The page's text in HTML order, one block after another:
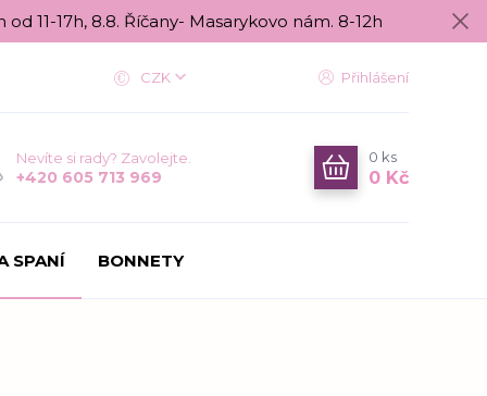
11-17h, 8.8. Říčany- Masarykovo nám. 8-12h
CZK Přihlášení
Nevíte si rady? Zavolejte.
+420 605 713 969
0 ks
0 Kč
SPANÍ BONNETY